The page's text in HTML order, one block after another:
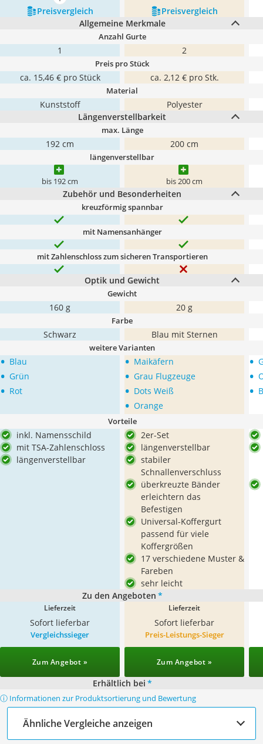
Preis­vergleich
Preis­vergleich
Allgemeine Merkmale
Anzahl Gurte
1 2
Preis pro Stück
ca. 15,46 € pro Stück ca. 2,12 € pro Stk.
Material
Kunststoff
Polyester
Längenverstellbarkeit
max. Länge
192 cm 200 cm
längenverstellbar
bis 192 cm bis 200 cm
Zubehör und Besonderheiten
kreuzförmig spannbar
mit Namensanhänger
mit Zahlenschloss zum sicheren Transportieren
Optik und Gewicht
Gewicht
160 g 20 g
Farbe
Schwarz Blau mit Sternen
weitere Varianten
• Blau
• Grün
• Rot
• Maikäfern
• Grau Flugzeuge
• Dots Weiß
• Orange
•
•
•
Vorteile
inkl. Namensschild
mit TSA-Zahlenschloss
längenverstellbar
2er-Set
längenverstellbar
stabiler
Schnallenverschluss
überkreuzte Bänder
erleichtern das
Befestigen
Universal-Koffergurt
passend für viele
Koffergrößen
17 verschiedene Muster &
Fareben
sehr leicht
Zu den Angeboten *
Lieferzeit
Sofort lieferbar
Lieferzeit
Sofort lieferbar
Vergleichssieger
Zum Angebot »
Preis-Leistungs-Sieger
Zum Angebot »
Erhältlich bei *
ⓘ Informationen zur Produktsortierung und Bewertung
Ähnliche Vergleiche anzeigen